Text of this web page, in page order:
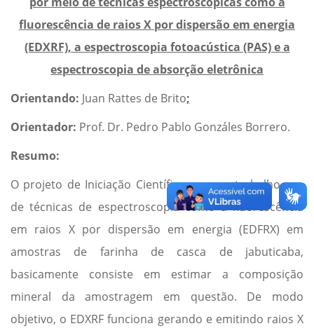
fluorescência de raios X por dispersão em energia
(EDXRF), a espectroscopia fotoacústica (PAS) e a
espectroscopia de absorção eletrônica
Orientando: Juan Rattes de Brito;
Orientador: Prof. Dr. Pedro Pablo Gonzáles Borrero.
Resumo:
O projeto de Iniciação Científica em que trabalho usa
de técnicas de espectroscopia como a fluorescência
em raios X por dispersão em energia (EDFRX) em
amostras de farinha de casca de jabuticaba,
basicamente consiste em estimar a composição
mineral da amostragem em questão. De modo
objetivo, o EDXRF funciona gerando e emitindo raios X